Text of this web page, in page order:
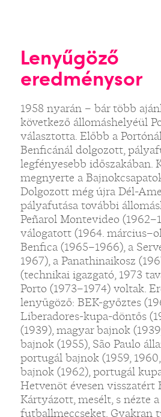
Lenyűgöző
eredménysor
1958 nyarán – bár több
következő állomáshelyéül
választotta. Előbb a
Benficánál dolgozott,
legfényesebb időszakában.
megnyerte a
Dolgozott még újra Dél-
pályafutása további
Peñarol Montevideo
válogatott (1964.
Benfica (1965–1966), a
1967), a Panathinaikosz
(technikai igazgató, 1973
Porto (1973–1974) voltak.
lenyűgöző: BEK-győztes
Liberadores-kupa-döntős
(1939), magyar bajnok
bajnok (1955), São Paulo
portugál bajnok (1959,
bajnok (1962), portugál
Hetvenöt évesen visszatért
Kártyázott, mesélt, s nézte a
futballmeccseket. Gyakran